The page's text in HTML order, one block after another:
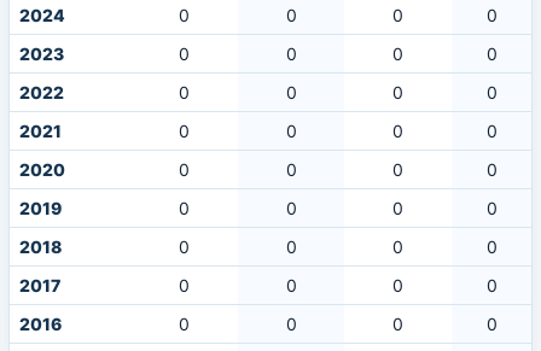
2024 0 0 0
0
2023
0 0 0
0
2022
0 0 0
0
2021
0 0 0
0
2020
0 0 0
0
2019
0 0 0
0
2018
0 0 0
0
2017
0 0 0
0
2016
0 0 0
0